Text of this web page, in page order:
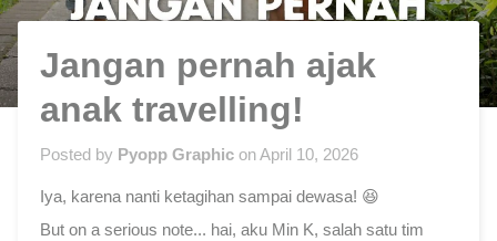
Jangan pernah ajak
anak travelling!
Posted by Pyopp Graphic onApril 10, 2026
Iya, karena nanti ketagihan sampai dewasa! 😆
But on a serious note... hai, aku Min K, salah satu tim